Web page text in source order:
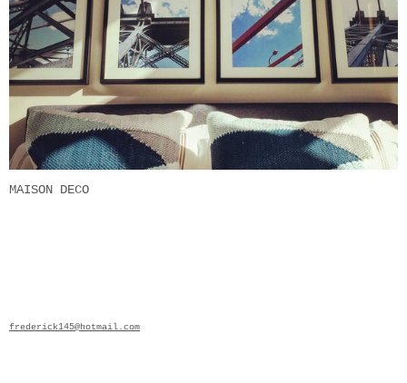
MAISON DECO
frederick145@hotmail.com